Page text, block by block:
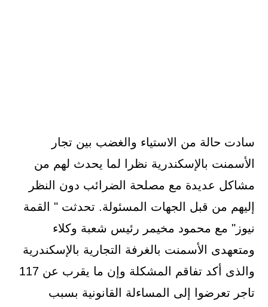
سادت حالة من الاستياء والغضب بين تجار
الأسمنت بالإسكندرية نظرا لما يحدث لهم من
مشاكل عديدة مع مصلحة الضرائب دون النظر
إليهم من قبل الجهات المسئولة. تحدثت " القمة
نيوز" مع محمود مخيمر رئيس شعبة وكلاء
ومتعهدى الأسمنت بالغرفة التجارية بالإسكندرية
والذى أكد تفاقم المشكلة وإن ما يقرب عن 117
تاجر تعرضوا إلى المساءلة القانونية بسبب